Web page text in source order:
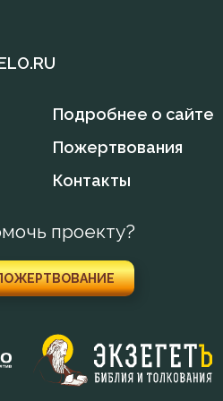
Подробнее о сайте
Пожертвования
Контакты
проекту?